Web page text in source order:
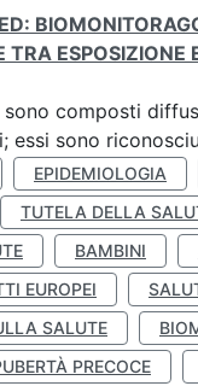
ESPOSIZIONE
composti
essi sono
EPIDEMIOLOGIA
TUTELA DELLA
BAMBINI
EUROPEI
SALUTE
PRECOCE